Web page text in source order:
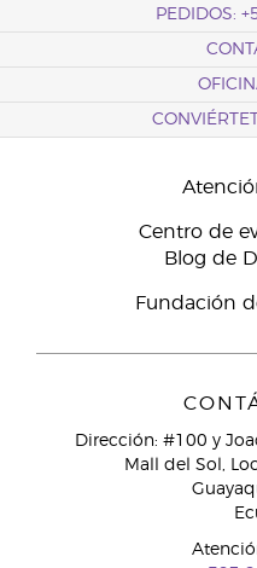
PEDIDOS:
Centro de
Blog de
Fundación
Dirección: #100 y
Mall del Sol,